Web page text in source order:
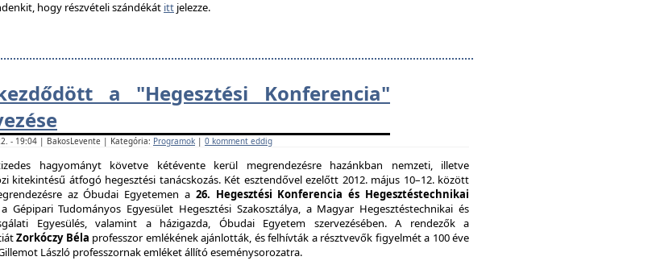
hogy részvételi szándékát itt jelezze.
a "Hegesztési Konferencia"
- 19:04 | BakosLevente | Kategória: Programok | 0 komment eddig
hagyományt követve kétévente kerül megrendezésre hazánkban nemzeti, illetve
kitekintésű átfogó hegesztési tanácskozás. Két esztendővel ezelőtt 2012. május 10–12. között
az Óbudai Egyetemen a 26. Hegesztési Konferencia és Hegesztéstechnikai
a Gépipari Tudományos Egyesület Hegesztési Szakosztálya, a Magyar Hegesztéstechnikai és
Egyesülés, valamint a házigazda, Óbudai Egyetem szervezésében. A rendezők a
Zorkóczy Béla professzor emlékének ajánlották, és felhívták a résztvevők figyelmét a 100 éve
László professzornak emléket állító eseménysorozatra.